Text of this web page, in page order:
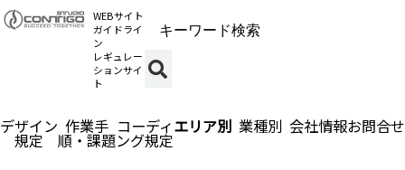
WEBサイト
ガイドライ
ン
レギュレー
ションサイ
ト
デザイン
規定
作業手
順・課題
コーディ
ング規定
エリア別 業種別 会社情報お問合せ